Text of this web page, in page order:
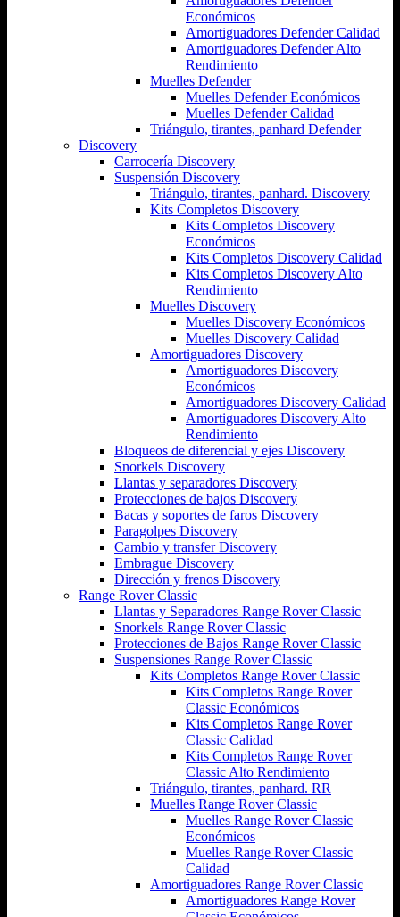
Económicos
Amortiguadores Defender Calidad
Amortiguadores Defender Alto
Rendimiento
Muelles Defender
Muelles Defender Económicos
Muelles Defender Calidad
Triángulo, tirantes, panhard Defender
Discovery
Carrocería Discovery
Suspensión Discovery
Triángulo, tirantes, panhard. Discovery
Kits Completos Discovery
Kits Completos Discovery
Económicos
Kits Completos Discovery Calidad
Kits Completos Discovery Alto
Rendimiento
Muelles Discovery
Muelles Discovery Económicos
Muelles Discovery Calidad
Amortiguadores Discovery
Amortiguadores Discovery
Económicos
Amortiguadores Discovery Calidad
Amortiguadores Discovery Alto
Rendimiento
Bloqueos de diferencial y ejes Discovery
Snorkels Discovery
Llantas y separadores Discovery
Protecciones de bajos Discovery
Bacas y soportes de faros Discovery
Paragolpes Discovery
Cambio y transfer Discovery
Embrague Discovery
Dirección y frenos Discovery
Range Rover Classic
Llantas y Separadores Range Rover Classic
Snorkels Range Rover Classic
Protecciones de Bajos Range Rover Classic
Suspensiones Range Rover Classic
Kits Completos Range Rover Classic
Kits Completos Range Rover
Classic Económicos
Kits Completos Range Rover
Classic Calidad
Kits Completos Range Rover
Classic Alto Rendimiento
Triángulo, tirantes, panhard. RR
Muelles Range Rover Classic
Muelles Range Rover Classic
Económicos
Muelles Range Rover Classic
Calidad
Amortiguadores Range Rover Classic
Amortiguadores Range Rover